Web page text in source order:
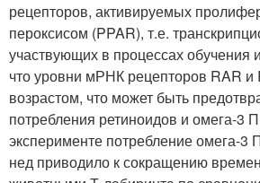
рецепторов, активируемых
пероксисом (PPAR), т.е.
участвующих в процессах обучения
что уровни мРНК рецепторов RAR
возрастом, что может быть
потребления ретиноидов и омега-3
эксперименте потребление омега-
нед приводило к сокращению